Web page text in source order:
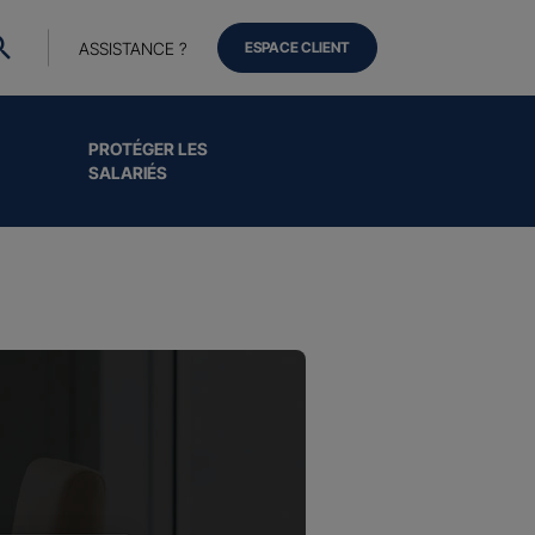
PROTÉGER LES
SALARIÉS
ASSISTANCE ? ESPACE CLIENT